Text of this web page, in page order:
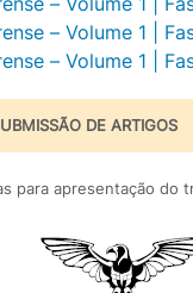
– Volume 1 |
– Volume 1 |
DE ARTIGOS
para apresentação do